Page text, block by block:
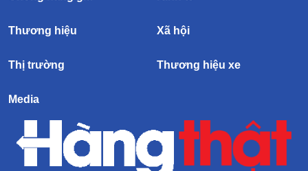
Thương hiệu Xã hội
Thị trường Thương hiệu xe
Media